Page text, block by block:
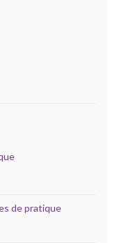
de pratique